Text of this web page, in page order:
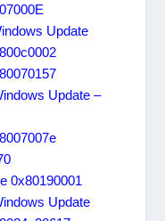
Update
Update –
0x80190001
Update